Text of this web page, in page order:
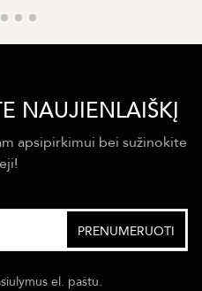
NAUJIENLAIŠKĮ
apsipirkimui bei sužinokite
el. paštu.